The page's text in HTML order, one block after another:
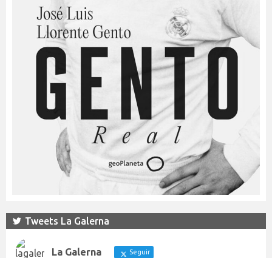
Tweets La Galerna
La Galerna Seguir